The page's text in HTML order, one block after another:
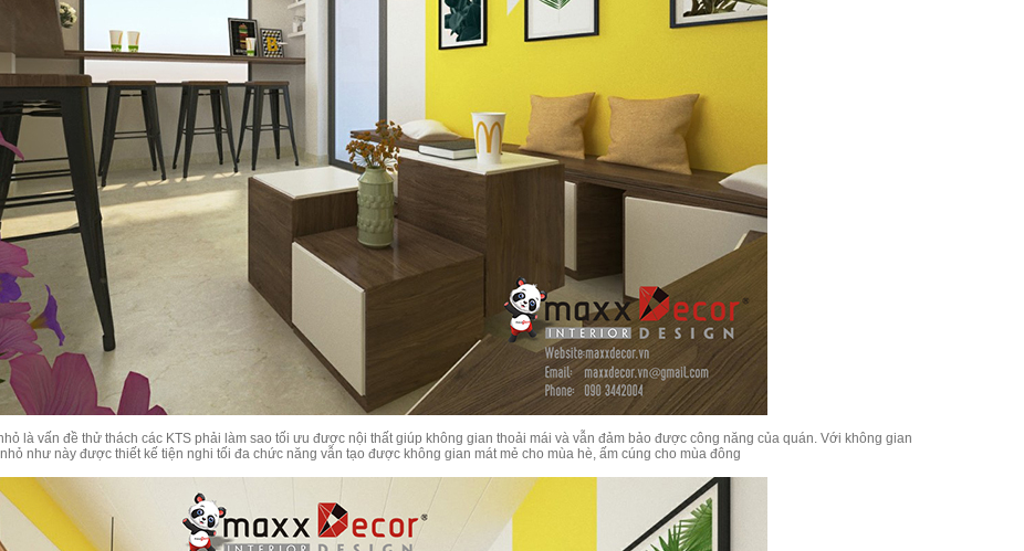
là vấn đề thử thách các KTS phải làm sao tối ưu được nội thất giúp không gian thoải mái và vẫn đảm bảo được công năng của quán. Với không gian
như này được thiết kế tiện nghi tối đa chức năng vẫn tạo được không gian mát mẻ cho mùa hè, ấm cúng cho mùa đông